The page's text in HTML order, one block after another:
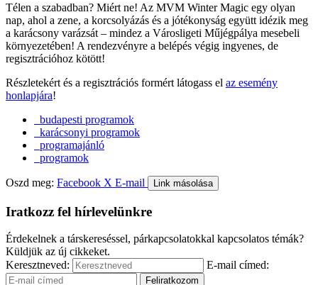
Télen a szabadban? Miért ne! Az MVM Winter Magic egy olyan
nap, ahol a zene, a korcsolyázás és a jótékonyság együtt idézik meg
a karácsony varázsát – mindez a Városligeti Műjégpálya mesebeli
környezetében! A rendezvényre a belépés végig ingyenes, de
regisztrációhoz kötött!
Részletekért és a regisztrációs formért látogass el az esemény
honlapjára!
budapesti programok
karácsonyi programok
programajánló
programok
Oszd meg: Facebook X E-mail Link másolása
Iratkozz fel hírlevelünkre
Érdekelnek a társkereséssel, párkapcsolatokkal kapcsolatos témák?
Küldjük az új cikkeket.
Keresztneved:
E-mail címed: